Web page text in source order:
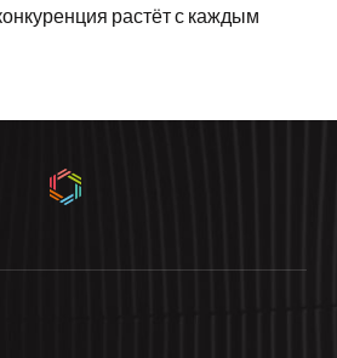
растёт с каждым